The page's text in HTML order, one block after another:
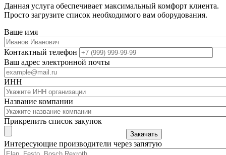
Данная услуга обеспечивает максимальный комфорт клиента.
Просто загрузите список необходимого вам оборудования.
Ваше имя
Контактный телефон
Ваш адрес электронной почты
ИНН
Название компании
Прикрепить список закупок
Закачать
Интересующие производители через запятую